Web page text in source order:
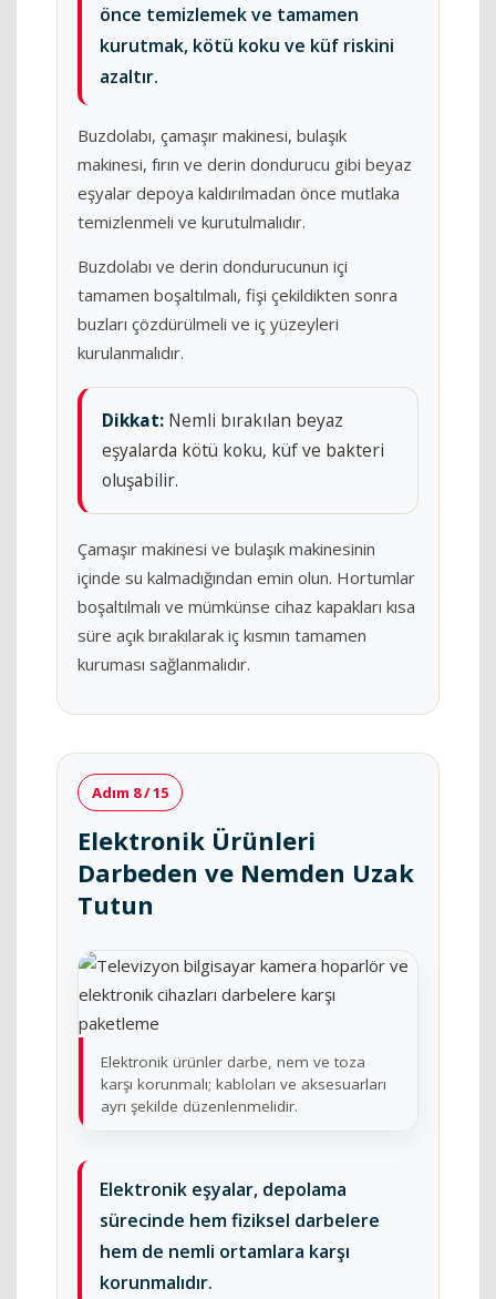
önce temizlemek ve tamamen
kurutmak, kötü koku ve küf riskini
azaltır.
Buzdolabı, çamaşır makinesi, bulaşık
makinesi, fırın ve derin dondurucu gibi beyaz
eşyalar depoya kaldırılmadan önce mutlaka
temizlenmeli ve kurutulmalıdır.
Buzdolabı ve derin dondurucunun içi
tamamen boşaltılmalı, fişi çekildikten sonra
buzları çözdürülmeli ve iç yüzeyleri
kurulanmalıdır.
Dikkat: Nemli bırakılan beyaz
eşyalarda kötü koku, küf ve bakteri
oluşabilir.
Çamaşır makinesi ve bulaşık makinesinin
içinde su kalmadığından emin olun. Hortumlar
boşaltılmalı ve mümkünse cihaz kapakları kısa
süre açık bırakılarak iç kısmın tamamen
kuruması sağlanmalıdır.
Adım 8 / 15
Elektronik Ürünleri
Darbeden ve Nemden Uzak
Tutun
Elektronik ürünler darbe, nem ve toza
karşı korunmalı; kabloları ve aksesuarları
ayrı şekilde düzenlenmelidir.
Elektronik eşyalar, depolama
sürecinde hem fiziksel darbelere
hem de nemli ortamlara karşı
korunmalıdır.